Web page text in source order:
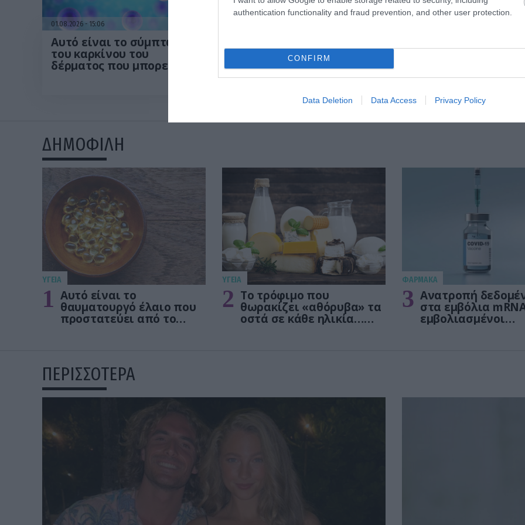
authentication functionality and fraud prevention, and other user protection.
CONFIRM
Data Deletion Data Access Privacy Policy
01.08.2026 15:06
Αυτό είναι το σύμπτωμα
του καρκίνου του
δέρματος που μπορεί να
από την κούραση; 8+1
απλές κινήσεις για
περισσότερη ενέργεια
μπορεί να κρύβει
ΔΗΜΟΦΙΛΗ
ΥΓΕΙΑ
1 Αυτό είναι το
θαυματουργό έλαιο που
προστατεύει από το
ΥΓΕΙΑ
2 Το τρόφιμο που
θωρακίζει «αθόρυβα» τα
οστά σε κάθε ηλικία…
ΦΑΡΜΑΚΑ
3 Ανατροπή
στα εμβόλια
εμβολιασμένοι
ΠΕΡΙΣΣΟΤΕΡΑ